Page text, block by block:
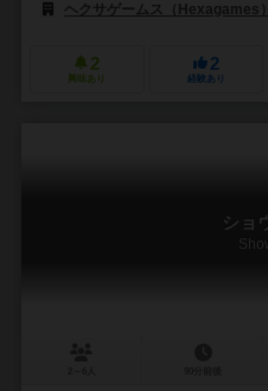
ヘクサゲームス（Hexagames）
2
興味あり
2
経験あり
ショ